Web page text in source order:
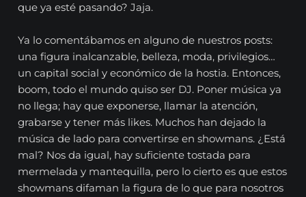
que ya esté pasando? Jaja.
Ya lo comentábamos en alguno de nuestros posts:
una figura inalcanzable, belleza, moda, privilegios…
un capital social y económico de la hostia. Entonces,
boom, todo el mundo quiso ser DJ. Poner música ya
no llega; hay que exponerse, llamar la atención,
grabarse y tener más likes. Muchos han dejado la
música de lado para convertirse en showmans. ¿Está
mal? Nos da igual, hay suficiente tostada para
mermelada y mantequilla, pero lo cierto es que estos
showmans difaman la figura de lo que para nosotros